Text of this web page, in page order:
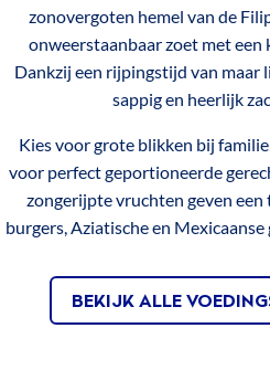
Tropical
Gold
Ananasstukjes
Ananassap
Tropical
Gold
Ananasstukjes
zonovergoten hemel van de
onweerstaanbaar zoet met een
Dankzij een rijpingstijd van maar
sappig en heerlijk
Kies voor grote blikken bij
voor perfect geportioneerde
zongerijpte vruchten geven een
burgers, Aziatische en Mexicaanse
BEKIJK ALLE